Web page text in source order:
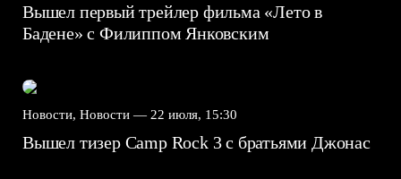
Вышел первый трейлер фильма «Лето в
Бадене» с Филиппом Янковским
Новости, Новости — 22 июля, 15:30
Вышел тизер Camp Rock 3 с братьями Джонас